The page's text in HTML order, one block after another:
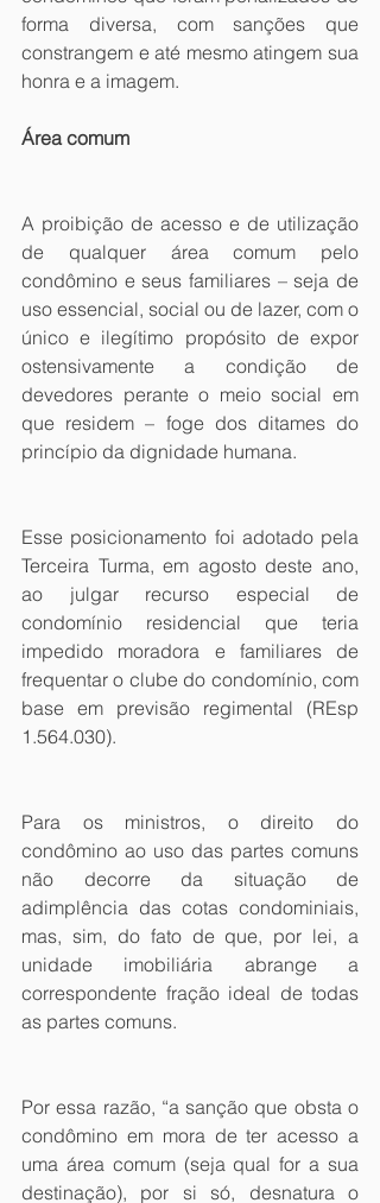
forma diversa, com sanções que
constrangem e até mesmo atingem sua
honra e a imagem.
Área comum
A proibição de acesso e de utilização
de qualquer área comum pelo
condômino e seus familiares – seja de
uso essencial, social ou de lazer, com o
único e ilegítimo propósito de expor
ostensivamente a condição de
devedores perante o meio social em
que residem – foge dos ditames do
princípio da dignidade humana.
Esse posicionamento foi adotado pela
Terceira Turma, em agosto deste ano,
ao julgar recurso especial de
condomínio residencial que teria
impedido moradora e familiares de
frequentar o clube do condomínio, com
base em previsão regimental (REsp
1.564.030).
Para os ministros, o direito do
condômino ao uso das partes comuns
não decorre da situação de
adimplência das cotas condominiais,
mas, sim, do fato de que, por lei, a
unidade imobiliária abrange a
correspondente fração ideal de todas
as partes comuns.
Por essa razão, “a sanção que obsta o
condômino em mora de ter acesso a
uma área comum (seja qual for a sua
destinação), por si só, desnatura o